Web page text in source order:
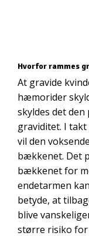
Hvorfor rammes
At gravide
hæmorider
skyldes det
graviditet. I takt
vil den
bækkenet. Det
bækkenet for
endetarmen
betyde, at
blive
større risiko